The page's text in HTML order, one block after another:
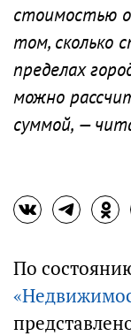
стоимостью
том, сколько
пределах
можно
суммой, —
По